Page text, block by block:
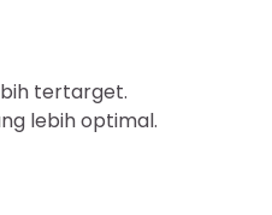
tertarget.
lebih optimal.